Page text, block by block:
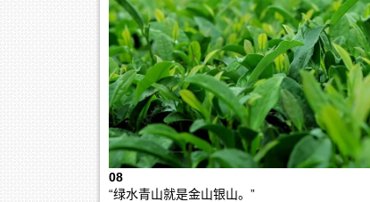
08
“绿水青山就是金山银山。”